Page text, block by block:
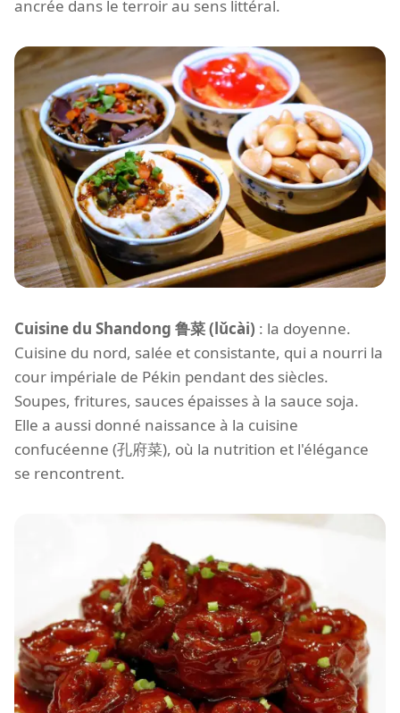
ancrée dans le terroir au sens littéral.
Cuisine du Shandong 鲁菜 (lǔcài) : la doyenne.
Cuisine du nord, salée et consistante, qui a nourri la
cour impériale de Pékin pendant des siècles.
Soupes, fritures, sauces épaisses à la sauce soja.
Elle a aussi donné naissance à la cuisine
confucéenne (孔府菜), où la nutrition et l'élégance
se rencontrent.